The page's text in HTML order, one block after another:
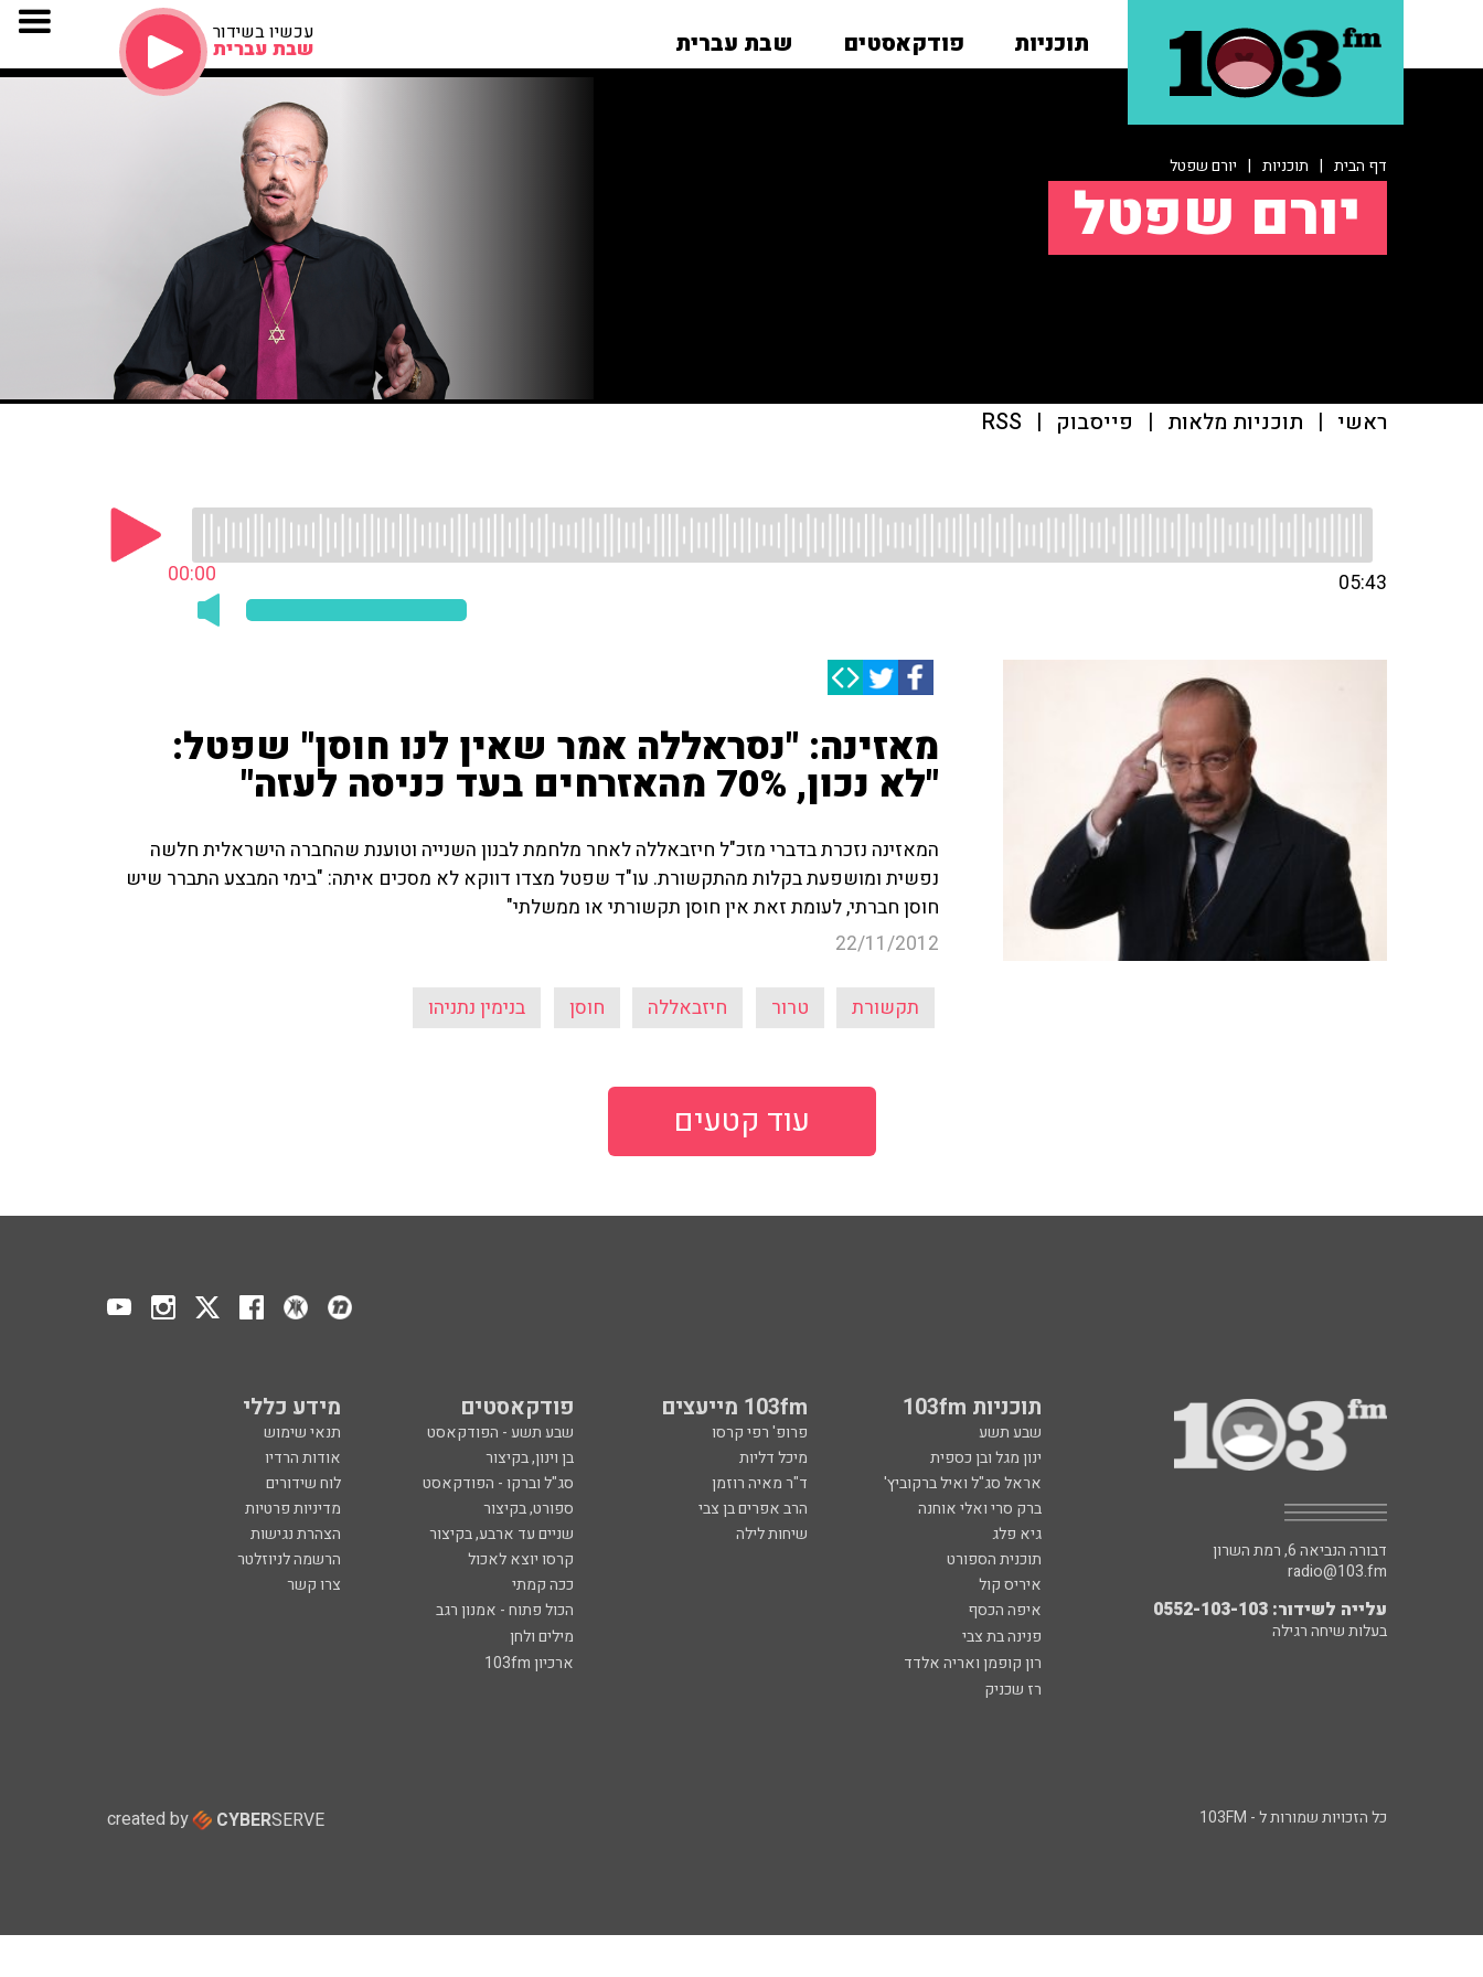
תוכניות פודקאסטים שבת עברית עכשיו בשידור
שבת עברית
דף הבית | תוכניות | יורם שפטל
יורם שפטל
ראשי | תוכניות מלאות | פייסבוק |
RSS
00:00 05:43
מאזינה: "נסראללה אמר שאין לנו חוסן" שפטל:
"לא נכון, 70% מהאזרחים בעד כניסה לעזה"
המאזינה נזכרת בדברי מזכ"ל חיזבאללה לאחר מלחמת לבנון השנייה וטוענת שהחברה הישראלית חלשה
נפשית ומושפעת בקלות מהתקשורת. עו"ד שפטל מצדו דווקא לא מסכים איתה: "בימי המבצע התברר שיש
חוסן חברתי, לעומת זאת אין חוסן תקשורתי או ממשלתי"
22/11/2012
תקשורת טרור חיזבאללה חוסן בנימין נתניהו
עוד קטעים
תוכניות 103fm 103fm מייעצים פודקאסטים מידע כללי
שבע תשע פרופ' רפי קרסו שבע תשע - הפודקאסט
תנאי שימוש
ינון מגל ובן כספית
מיכל דליות בן וינון, בקיצור
אודות הרדיו
אראל סג"ל ואיל ברקוביץ'
ד"ר מאיה רוזמן סג"ל וברקו - הפודקאסט
לוח שידורים
ברק סרי ואלי אוחנה
הרב אפרים בן צבי ספורט, בקיצור
מדיניות פרטיות
גיא פלג
שיחות לילה שניים עד ארבע, בקיצור
הצהרת נגישות
תוכנית הספורט
קרסו יוצא לאכול
הרשמה לניוזלטר
איריס קול
ככה קמתי
צרו קשר
איפה הכסף
הכול פתוח - אמנון רגב
פנינה בת צבי
מילים ולחן
רון קופמן ואריה אלדד
ארכיון 103fm
רז שכניק
דבורה הנביאה 6, רמת השרון
radio@103.fm
עלייה לשידור: 0552-103-103
בעלות שיחה רגילה
כל הזכויות שמורות ל - 103FM created by CYBERSERVE